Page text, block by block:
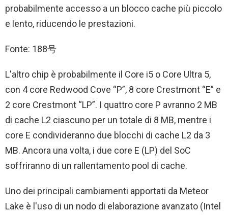
probabilmente accesso a un blocco cache più piccolo
e lento, riducendo le prestazioni.
Fonte: 188号
L'altro chip è probabilmente il Core i5 o Core Ultra 5,
con 4 core Redwood Cove “P”, 8 core Crestmont “E” e
2 core Crestmont “LP”. I quattro core P avranno 2 MB
di cache L2 ciascuno per un totale di 8 MB, mentre i
core E condivideranno due blocchi di cache L2 da 3
MB. Ancora una volta, i due core E (LP) del SoC
soffriranno di un rallentamento pool di cache.
Uno dei principali cambiamenti apportati da Meteor
Lake è l'uso di un nodo di elaborazione avanzato (Intel